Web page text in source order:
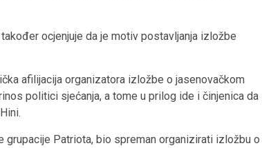
ocjenjuje da je motiv postavljanja izložbe
afilijacija organizatora izložbe o jasenovačkom
politici sjećanja, a tome u prilog ide i činjenica da
grupacije Patriota, bio spreman organizirati izložbu o